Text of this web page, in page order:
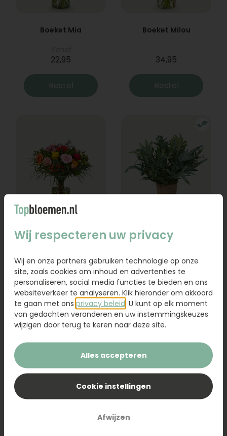
Boeket Mia
22,95
Bestel
Boeket Milou
34,95
Bestel
Vanaf
Bestel Bestel
Wij respecteren uw privacy
Wij en onze partners gebruiken technologie op onze
site, zoals cookies om inhoud en advertenties te
personaliseren, social media functies te bieden en ons
websiteverkeer te analyseren. Klik hieronder om akkoord
te gaan met ons privacy beleid . U kunt op elk moment
van gedachten veranderen en uw instemmingskeuzes
wijzigen door terug te keren naar deze site.
Alles accepteren
Cookie instellingen
Afwijzen